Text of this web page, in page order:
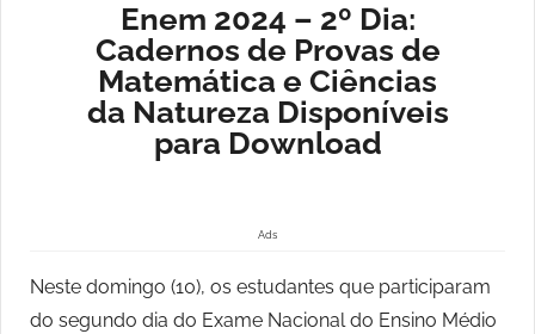
Enem 2024 – 2º Dia:
Cadernos de Provas de
Matemática e Ciências
da Natureza Disponíveis
para Download
Ads
Neste domingo (10), os estudantes que participaram
do segundo dia do Exame Nacional do Ensino Médio